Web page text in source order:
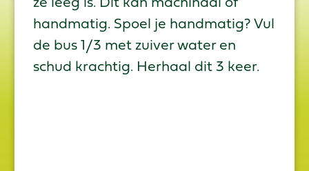
handmatig. Spoel je handmatig? Vul
de bus 1/3 met zuiver water en
schud krachtig. Herhaal dit 3 keer.